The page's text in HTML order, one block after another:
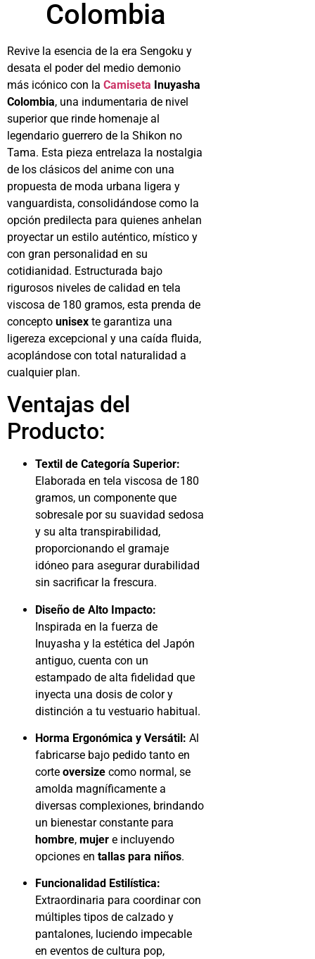
Colombia
Revive la esencia de la era Sengoku y
desata el poder del medio demonio
más icónico con la Camiseta Inuyasha
Colombia, una indumentaria de nivel
superior que rinde homenaje al
legendario guerrero de la Shikon no
Tama. Esta pieza entrelaza la nostalgia
de los clásicos del anime con una
propuesta de moda urbana ligera y
vanguardista, consolidándose como la
opción predilecta para quienes anhelan
proyectar un estilo auténtico, místico y
con gran personalidad en su
cotidianidad. Estructurada bajo
rigurosos niveles de calidad en tela
viscosa de 180 gramos, esta prenda de
concepto unisex te garantiza una
ligereza excepcional y una caída fluida,
acoplándose con total naturalidad a
cualquier plan.
Ventajas del
Producto:
Textil de Categoría Superior:
Elaborada en tela viscosa de 180
gramos, un componente que
sobresale por su suavidad sedosa
y su alta transpirabilidad,
proporcionando el gramaje
idóneo para asegurar durabilidad
sin sacrificar la frescura.
Diseño de Alto Impacto:
Inspirada en la fuerza de
Inuyasha y la estética del Japón
antiguo, cuenta con un
estampado de alta fidelidad que
inyecta una dosis de color y
distinción a tu vestuario habitual.
Horma Ergonómica y Versátil: Al
fabricarse bajo pedido tanto en
corte oversize como normal, se
amolda magníficamente a
diversas complexiones, brindando
un bienestar constante para
hombre, mujer e incluyendo
opciones en tallas para niños.
Funcionalidad Estilística:
Extraordinaria para coordinar con
múltiples tipos de calzado y
pantalones, luciendo impecable
en eventos de cultura pop,